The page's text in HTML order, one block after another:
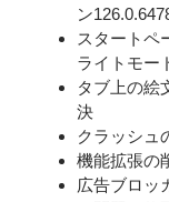
ン
スタートペ
ライトモー
タブ上の絵
決
クラッシュ
機能拡張の
広告ブロッ